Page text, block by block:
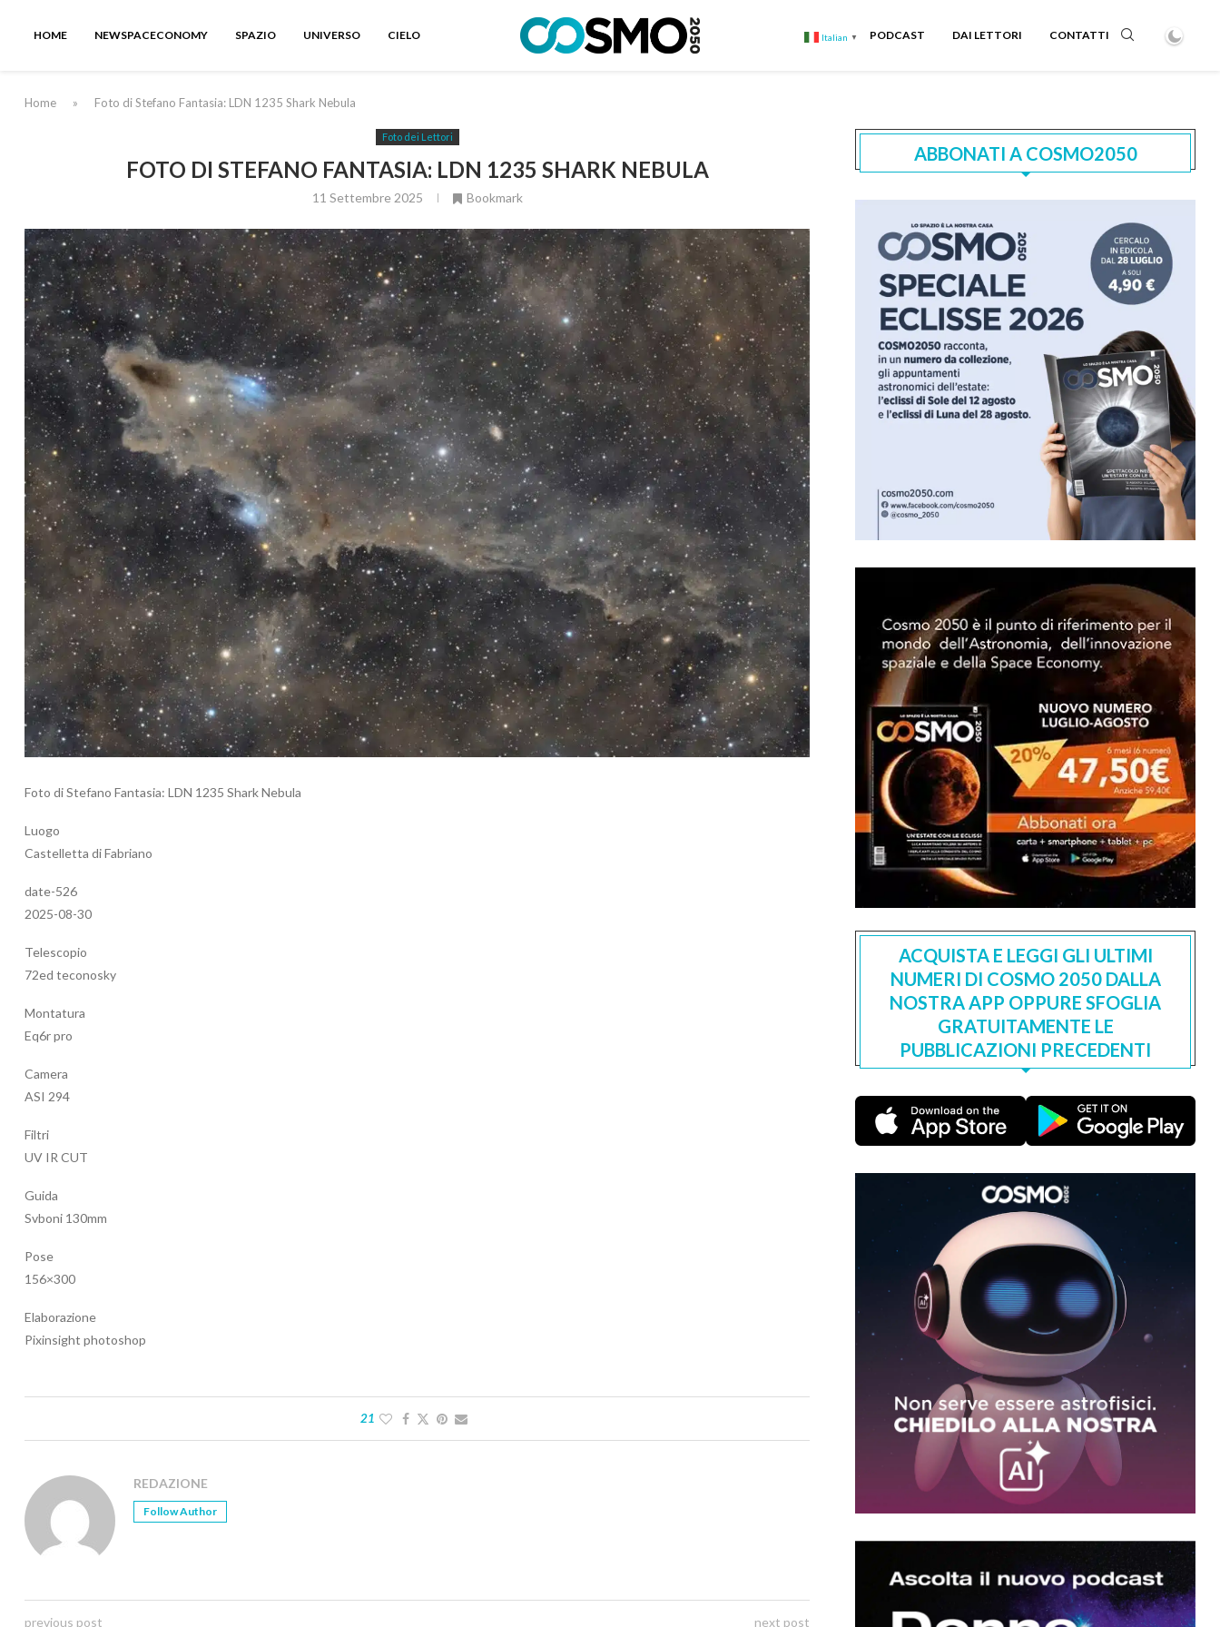
HOME NEWSPACECONOMY SPAZIO UNIVERSO CIELO Italian ▼ PODCAST DAI LETTORI CONTATTI
Home » Foto di Stefano Fantasia: LDN 1235 Shark Nebula
Foto dei Lettori
FOTO DI STEFANO FANTASIA: LDN 1235 SHARK NEBULA
11 Settembre 2025 Bookmark
Foto di Stefano Fantasia: LDN 1235 Shark Nebula
Luogo
Castelletta di Fabriano
date-526
2025-08-30
Telescopio
72ed teconosky
Montatura
Eq6r pro
Camera
ASI 294
Filtri
UV IR CUT
Guida
Svboni 130mm
Pose
156×300
Elaborazione
Pixinsight photoshop
21
REDAZIONE
Follow Author
previous post
next post
ABBONATI A COSMO2050
ACQUISTA E LEGGI GLI ULTIMI
NUMERI DI COSMO 2050 DALLA
NOSTRA APP OPPURE SFOGLIA
GRATUITAMENTE LE
PUBBLICAZIONI PRECEDENTI